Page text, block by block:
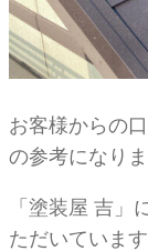
お客様からの
の参考になりま
「塗装屋 吉」
ただいています